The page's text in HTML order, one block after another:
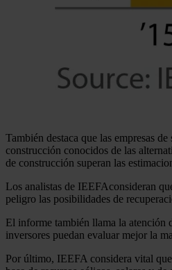
También destaca que las empresas
construcción conocidos de las
de construcción superan las
Los analistas de IEEFAconsideran
peligro las posibilidades de
El informe también llama la atención
inversores puedan evaluar mejor la
Por último, IEEFA considera vital